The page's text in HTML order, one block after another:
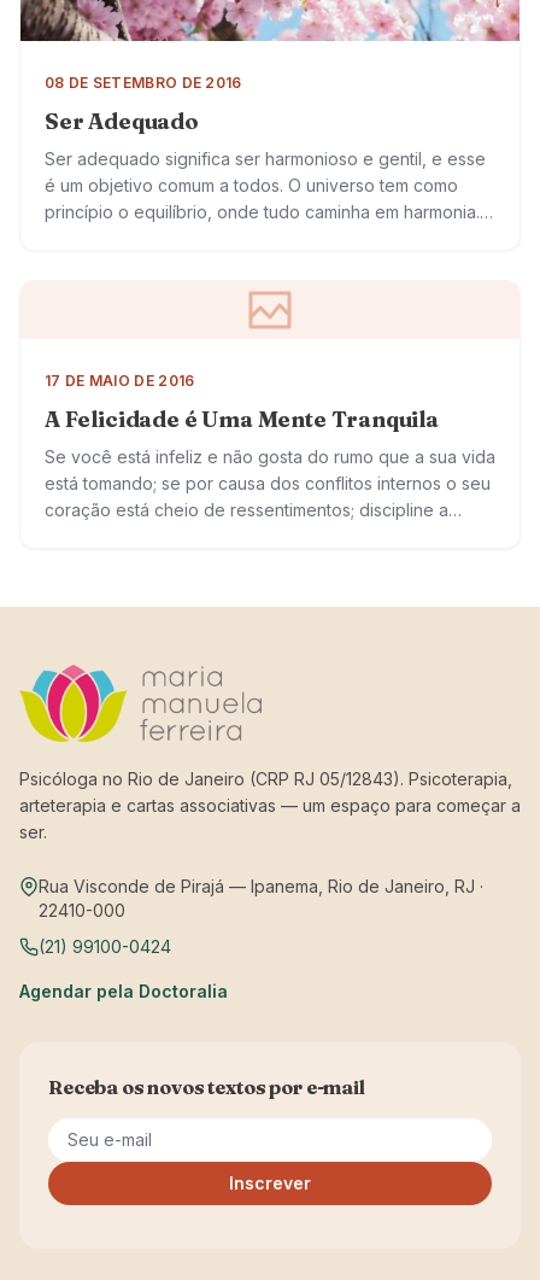
08 DE SETEMBRO DE 2016
Ser Adequado
Ser adequado significa ser harmonioso e gentil, e esse
é um objetivo comum a todos. O universo tem como
princípio o equilíbrio, onde tudo caminha em harmonia.
17 DE MAIO DE 2016
A Felicidade é Uma Mente Tranquila
Se você está infeliz e não gosta do rumo que a sua vida
está tomando; se por causa dos conflitos internos o seu
coração está cheio de ressentimentos; discipline a…
Psicóloga no Rio de Janeiro (CRP RJ 05/12843). Psicoterapia,
arteterapia e cartas associativas — um espaço para começar a
ser.
Rua Visconde de Pirajá — Ipanema, Rio de Janeiro, RJ ·
22410-000
(21) 99100-0424
Agendar pela Doctoralia
Receba os novos textos por e-mail
Seu e-mail
Inscrever